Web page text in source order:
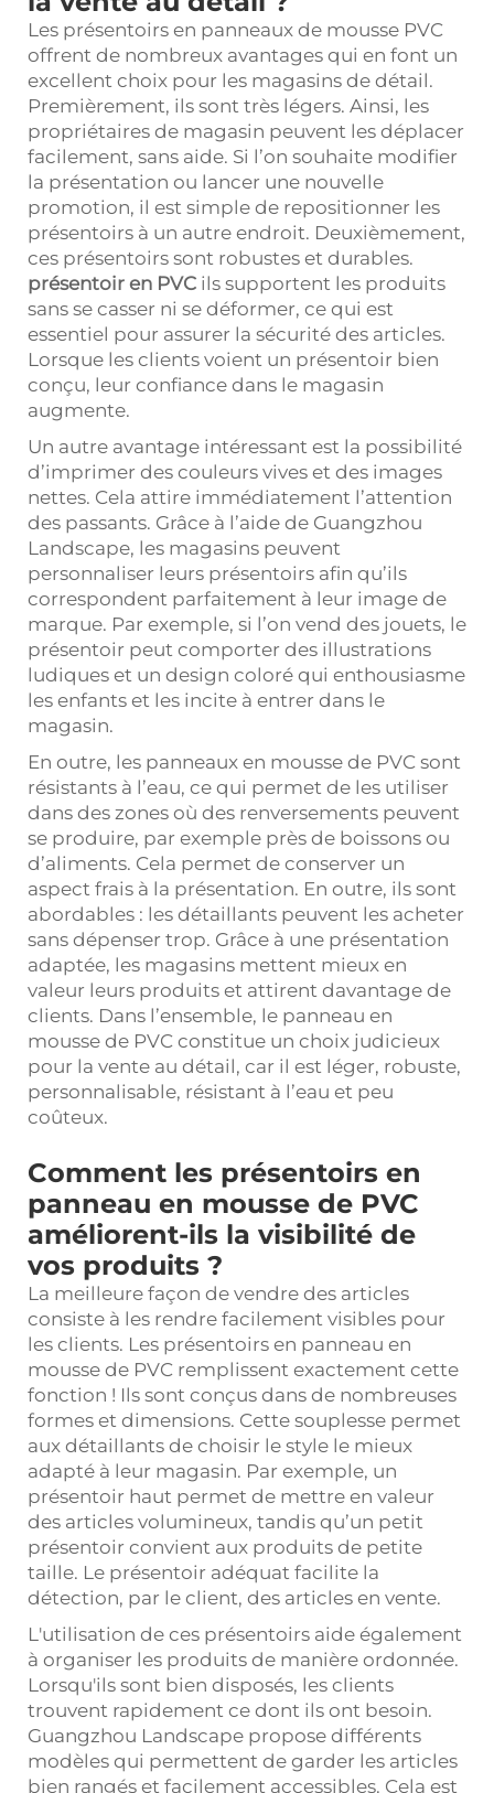
Les présentoirs en panneaux de mousse PVC
offrent de nombreux avantages qui en font un
excellent choix pour les magasins de détail.
Premièrement, ils sont très légers. Ainsi, les
propriétaires de magasin peuvent les déplacer
facilement, sans aide. Si l’on souhaite modifier
la présentation ou lancer une nouvelle
promotion, il est simple de repositionner les
présentoirs à un autre endroit. Deuxièmement,
ces présentoirs sont robustes et durables.
présentoir en PVC ils supportent les produits
sans se casser ni se déformer, ce qui est
essentiel pour assurer la sécurité des articles.
Lorsque les clients voient un présentoir bien
conçu, leur confiance dans le magasin
augmente.
Un autre avantage intéressant est la possibilité
d’imprimer des couleurs vives et des images
nettes. Cela attire immédiatement l’attention
des passants. Grâce à l’aide de Guangzhou
Landscape, les magasins peuvent
personnaliser leurs présentoirs afin qu’ils
correspondent parfaitement à leur image de
marque. Par exemple, si l’on vend des jouets, le
présentoir peut comporter des illustrations
ludiques et un design coloré qui enthousiasme
les enfants et les incite à entrer dans le
magasin.
En outre, les panneaux en mousse de PVC sont
résistants à l’eau, ce qui permet de les utiliser
dans des zones où des renversements peuvent
se produire, par exemple près de boissons ou
d’aliments. Cela permet de conserver un
aspect frais à la présentation. En outre, ils sont
abordables : les détaillants peuvent les acheter
sans dépenser trop. Grâce à une présentation
adaptée, les magasins mettent mieux en
valeur leurs produits et attirent davantage de
clients. Dans l’ensemble, le panneau en
mousse de PVC constitue un choix judicieux
pour la vente au détail, car il est léger, robuste,
personnalisable, résistant à l’eau et peu
coûteux.
Comment les présentoirs en
panneau en mousse de PVC
améliorent-ils la visibilité de
vos produits ?
La meilleure façon de vendre des articles
consiste à les rendre facilement visibles pour
les clients. Les présentoirs en panneau en
mousse de PVC remplissent exactement cette
fonction ! Ils sont conçus dans de nombreuses
formes et dimensions. Cette souplesse permet
aux détaillants de choisir le style le mieux
adapté à leur magasin. Par exemple, un
présentoir haut permet de mettre en valeur
des articles volumineux, tandis qu’un petit
présentoir convient aux produits de petite
taille. Le présentoir adéquat facilite la
détection, par le client, des articles en vente.
L'utilisation de ces présentoirs aide également
à organiser les produits de manière ordonnée.
Lorsqu'ils sont bien disposés, les clients
trouvent rapidement ce dont ils ont besoin.
Guangzhou Landscape propose différents
modèles qui permettent de garder les articles
bien rangés et facilement accessibles. Cela est